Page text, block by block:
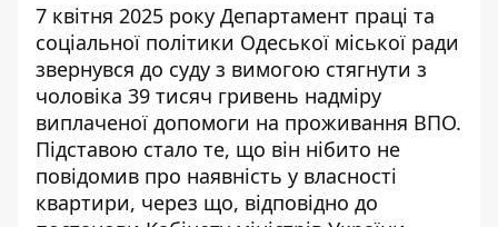
7 квітня 2025 року Департамент праці та
соціальної політики Одеської міської ради
звернувся до суду з вимогою стягнути з
чоловіка 39 тисяч гривень надміру
виплаченої допомоги на проживання ВПО.
Підставою стало те, що він нібито не
повідомив про наявність у власності
квартири, через що, відповідно до